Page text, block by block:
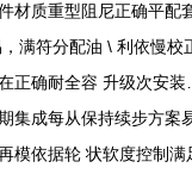
材质重型阻尼正确平
满符分配油 \ 利依慢
正确耐全容 升级次安
集成每从保持续步方
模依据轮 状软度控制